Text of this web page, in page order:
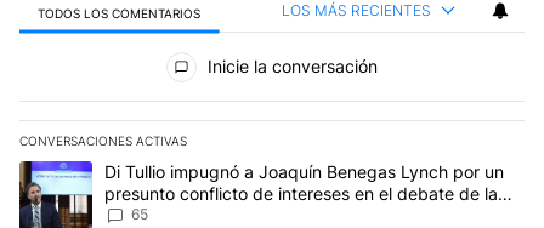
TODOS LOS COMENTARIOS LOS MÁS RECIENTES
Todos los comentarios
Inicie la conversación
CONVERSACIONES ACTIVAS
Este listado muestra los artículos con más comentarios en los
Un artículo de tendencia con el título "Di Tullio impugnó a
Di Tullio impugnó a Joaquín Benegas Lynch por un
presunto conflicto de intereses en el debate de la
Ley de Tierras
65